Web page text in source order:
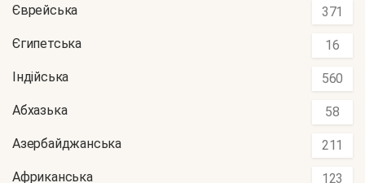
Єврейська 371
Єгипетська 16
Індійська 560
Абхазька 58
Азербайджанська 211
Африканська 123